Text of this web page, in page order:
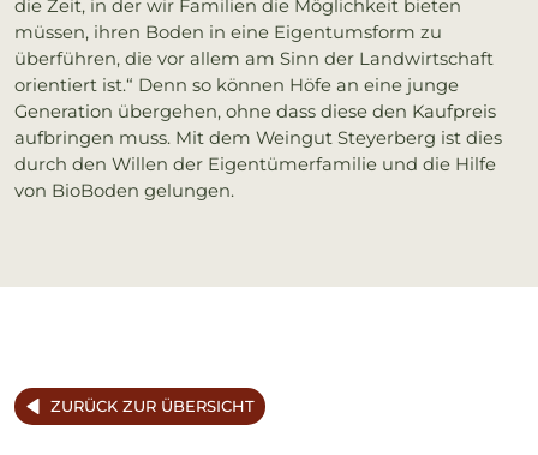
die Zeit, in der wir Familien die Möglichkeit bieten
müssen, ihren Boden in eine Eigentumsform zu
überführen, die vor allem am Sinn der Landwirtschaft
orientiert ist.“ Denn so können Höfe an eine junge
Generation übergehen, ohne dass diese den Kaufpreis
aufbringen muss. Mit dem Weingut Steyerberg ist dies
durch den Willen der Eigentümerfamilie und die Hilfe
von BioBoden gelungen.
ZURÜCK ZUR ÜBERSICHT